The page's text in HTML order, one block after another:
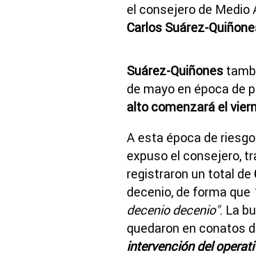
el consejero de Medio
Carlos Suárez-
Suárez-Quiñones
de mayo en época de
alto comenzará el
A esta época de
expuso el consejero,
registraron un total de
decenio, de forma que
decenio decenio". La
quedaron en conatos
intervención del